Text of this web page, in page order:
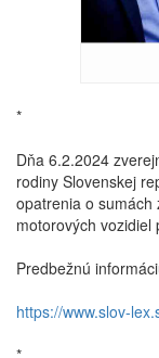
*
Dňa 6.2.2024
rodiny Slovenskej
opatrenia o sumách
motorových vozidiel
Predbežnú
https://www.slov-